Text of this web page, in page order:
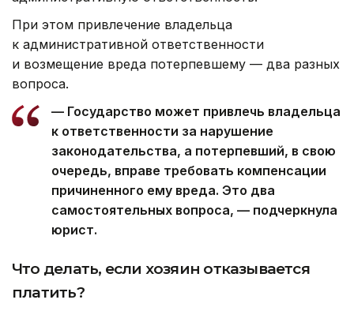
При этом привлечение владельца
к административной ответственности
и возмещение вреда потерпевшему — два разных
вопроса.
— Государство может привлечь владельца
к ответственности за нарушение
законодательства, а потерпевший, в свою
очередь, вправе требовать компенсации
причиненного ему вреда. Это два
самостоятельных вопроса, — подчеркнула
юрист.
Что делать, если хозяин отказывается
платить?